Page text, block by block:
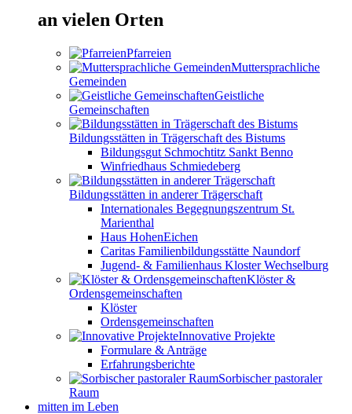
an vielen Orten
Pfarreien
Muttersprachliche
Gemeinden
Geistliche
Gemeinschaften
Bildungsstätten in Trägerschaft des Bistums
Bildungsgut Schmochtitz Sankt Benno
Winfriedhaus Schmiedeberg
Bildungsstätten in anderer Trägerschaft
Internationales Begegnungszentrum St.
Marienthal
Haus HohenEichen
Caritas Familienbildungsstätte Naundorf
Jugend- & Familienhaus Kloster Wechselburg
Klöster &
Ordensgemeinschaften
Klöster
Ordensgemeinschaften
Innovative Projekte
Formulare & Anträge
Erfahrungsberichte
Sorbischer pastoraler
Raum
mitten im Leben